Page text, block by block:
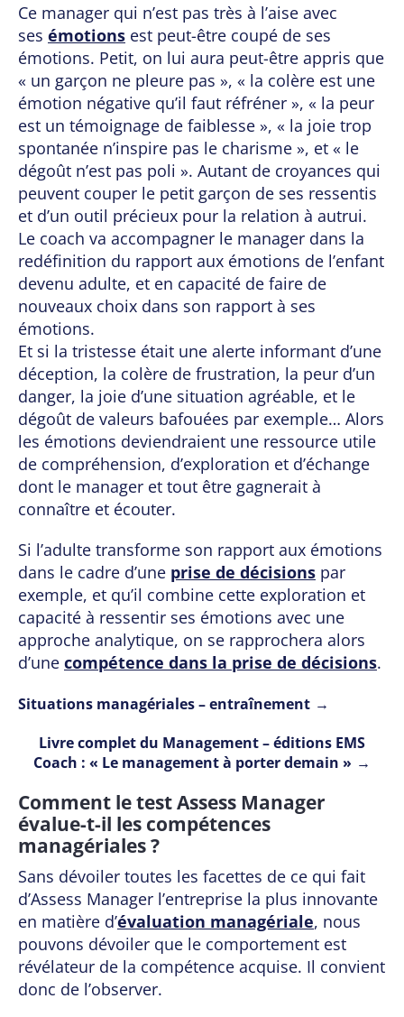
Ce manager qui n’est pas très à l’aise avec
ses émotions est peut-être coupé de ses
émotions. Petit, on lui aura peut-être appris que
« un garçon ne pleure pas », « la colère est une
émotion négative qu’il faut réfréner », « la peur
est un témoignage de faiblesse », « la joie trop
spontanée n’inspire pas le charisme », et « le
dégoût n’est pas poli ». Autant de croyances qui
peuvent couper le petit garçon de ses ressentis
et d’un outil précieux pour la relation à autrui.
Le coach va accompagner le manager dans la
redéfinition du rapport aux émotions de l’enfant
devenu adulte, et en capacité de faire de
nouveaux choix dans son rapport à ses
émotions.
Et si la tristesse était une alerte informant d’une
déception, la colère de frustration, la peur d’un
danger, la joie d’une situation agréable, et le
dégoût de valeurs bafouées par exemple… Alors
les émotions deviendraient une ressource utile
de compréhension, d’exploration et d’échange
dont le manager et tout être gagnerait à
connaître et écouter.
Si l’adulte transforme son rapport aux émotions
dans le cadre d’une prise de décisions par
exemple, et qu’il combine cette exploration et
capacité à ressentir ses émotions avec une
approche analytique, on se rapprochera alors
d’une compétence dans la prise de décisions.
Situations managériales – entraînement
Livre complet du Management – éditions EMS
Coach : « Le management à porter demain »
Comment le test Assess Manager
évalue-t-il les compétences
managériales ?
Sans dévoiler toutes les facettes de ce qui fait
d’Assess Manager l’entreprise la plus innovante
en matière d’évaluation managériale, nous
pouvons dévoiler que le comportement est
révélateur de la compétence acquise. Il convient
donc de l’observer.